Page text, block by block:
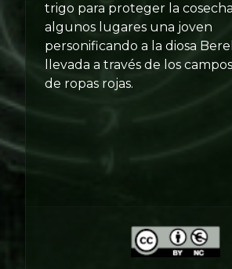
trigo para proteger la
algunos lugares una joven
personificando a la diosa
llevada a través de los
de ropas rojas.